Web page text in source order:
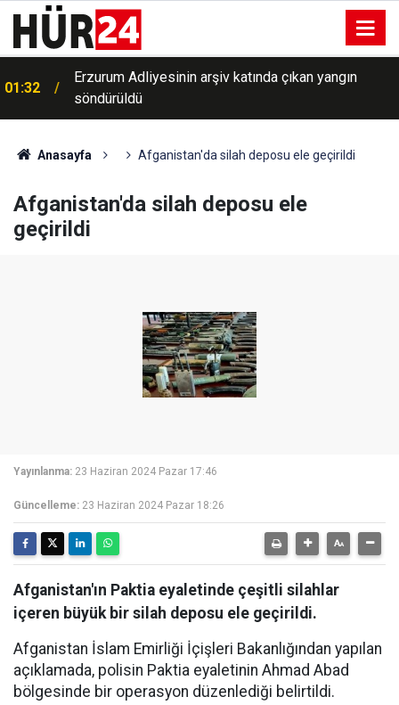
01:32
Erzurum Adliyesinin arşiv katında çıkan yangın
söndürüldü
Anasayfa Afganistan'da silah deposu ele geçirildi
Afganistan'da silah deposu ele
geçirildi
Yayınlanma: 23 Haziran 2024 Pazar 17:46
Güncelleme: 23 Haziran 2024 Pazar 18:26
Afganistan'ın Paktia eyaletinde çeşitli silahlar
içeren büyük bir silah deposu ele geçirildi.
Afganistan İslam Emirliği İçişleri Bakanlığından yapılan
açıklamada, polisin Paktia eyaletinin Ahmad Abad
bölgesinde bir operasyon düzenlediği belirtildi.